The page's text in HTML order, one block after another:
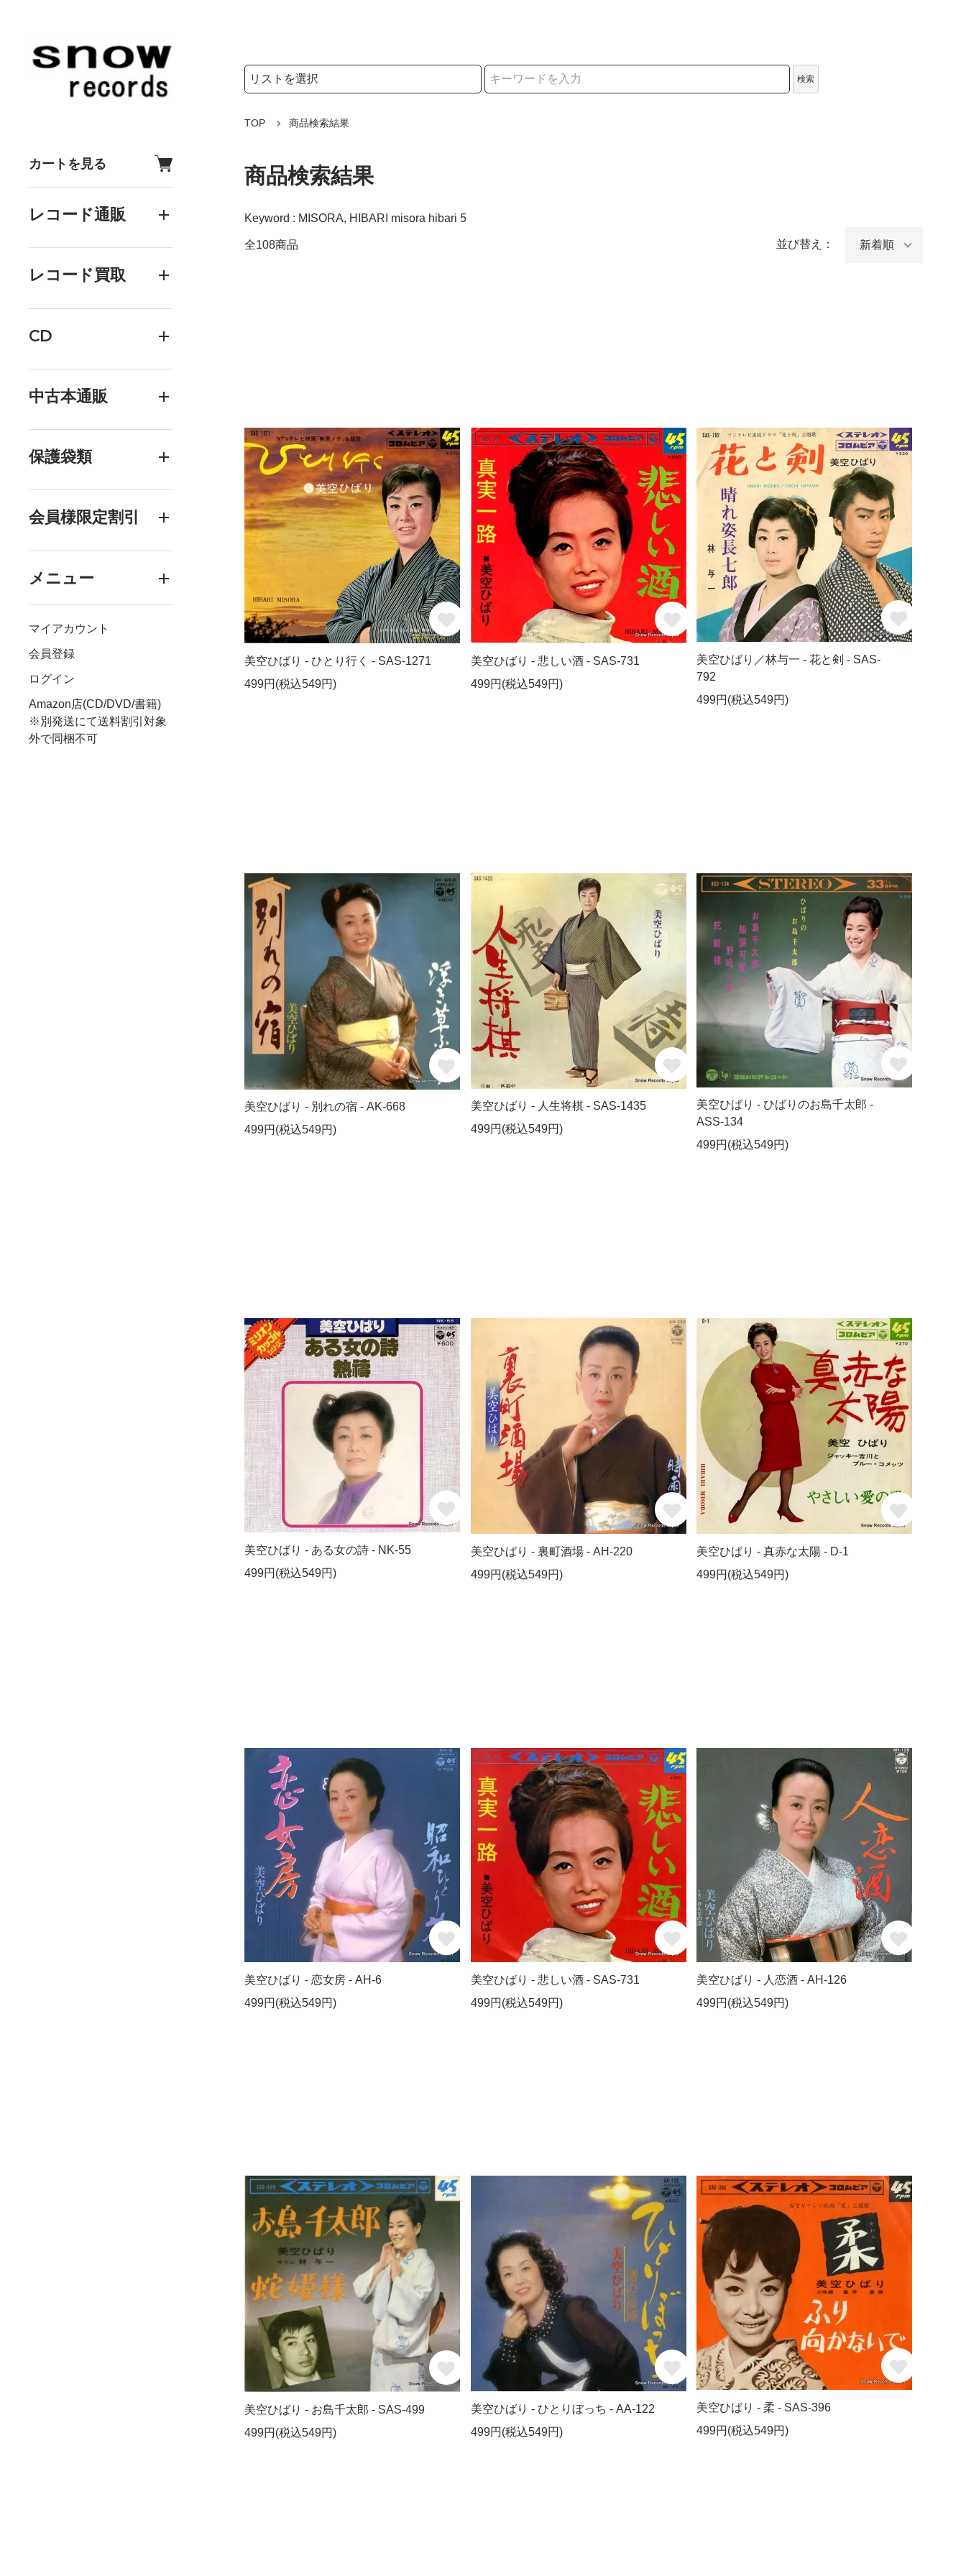
カートを見る
レコード通販
レコード買取
CD
中古本通販
保護袋類
会員様限定割引
メニュー
マイアカウント
会員登録
ログイン
Amazon店(CD/DVD/書籍)
※別発送にて送料割引対象
外で同梱不可
検索リストの選択
検索
TOP 商品検索結果
商品検索結果
Keyword : MISORA, HIBARI misora hibari 5
全108商品 並び替え：
美空ひばり - ひとり行く - SAS-1271
499円(税込549円)
美空ひばり - 悲しい酒 - SAS-731
499円(税込549円)
美空ひばり／林与一 - 花と剣 - SAS-
792
499円(税込549円)
美空ひばり - 別れの宿 - AK-668
499円(税込549円)
美空ひばり - 人生将棋 - SAS-1435
499円(税込549円)
美空ひばり - ひばりのお島千太郎 -
ASS-134
499円(税込549円)
美空ひばり - ある女の詩 - NK-55
499円(税込549円)
美空ひばり - 裏町酒場 - AH-220
499円(税込549円)
美空ひばり - 真赤な太陽 - D-1
499円(税込549円)
美空ひばり - 恋女房 - AH-6
499円(税込549円)
美空ひばり - 悲しい酒 - SAS-731
499円(税込549円)
美空ひばり - 人恋酒 - AH-126
499円(税込549円)
美空ひばり - お島千太郎 - SAS-499
499円(税込549円)
美空ひばり - ひとりぼっち - AA-122
499円(税込549円)
美空ひばり - 柔 - SAS-396
499円(税込549円)